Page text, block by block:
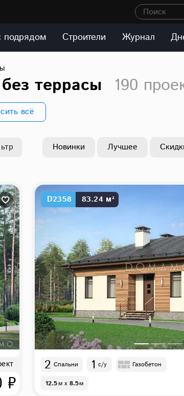
Поиск
подрядом Строители Журнал
террасы 190
всё
Новинки Лучшее
₽
D2358 83.24 м²
2 Спальни 1 с/у Газобетон
12.5м x 8.5м